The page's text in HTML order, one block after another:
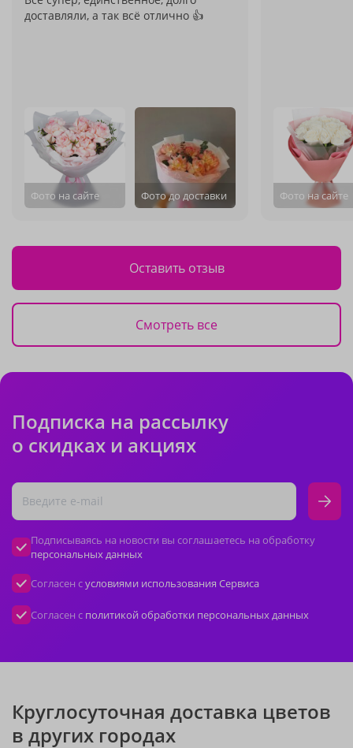
доставляли, а так всё отлично 👍
Фото на сайте Фото до доставки Фото на сайте
Оставить отзыв
Смотреть все
Подписка на рассылку
о скидках и акциях
Подписываясь на новости вы соглашаетесь на обработку
персональных данных
Согласен сусловиями использования Сервиса
Согласен с политикой обработки персональных данных
Круглосуточная доставка цветов
в других городах